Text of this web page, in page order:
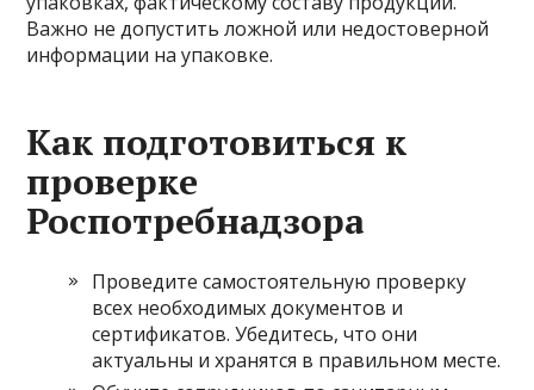
Важно не допустить ложной или недостоверной
информации на упаковке.
Как подготовиться к
проверке
Роспотребнадзора
Проведите самостоятельную проверку
всех необходимых документов и
сертификатов. Убедитесь, что они
актуальны и хранятся в правильном месте.